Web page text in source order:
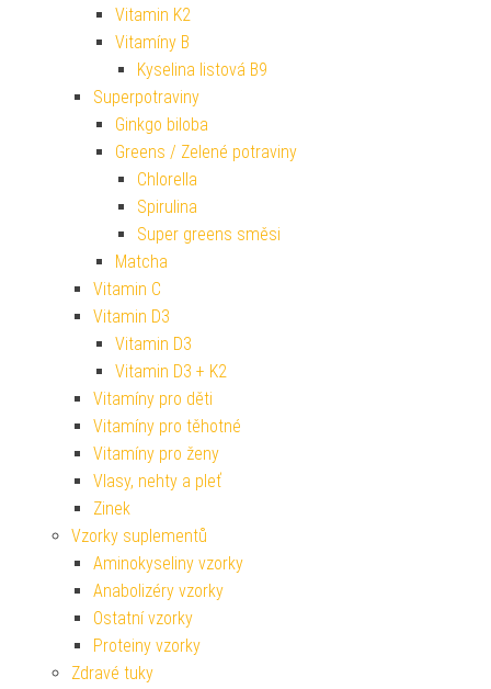
Vitamin K2
Vitamíny B
Kyselina listová B9
Superpotraviny
Ginkgo biloba
Greens / Zelené potraviny
Chlorella
Spirulina
Super greens směsi
Matcha
Vitamin C
Vitamin D3
Vitamin D3
Vitamin D3 + K2
Vitamíny pro děti
Vitamíny pro těhotné
Vitamíny pro ženy
Vlasy, nehty a pleť
Zinek
Vzorky suplementů
Aminokyseliny vzorky
Anabolizéry vzorky
Ostatní vzorky
Proteiny vzorky
Zdravé tuky